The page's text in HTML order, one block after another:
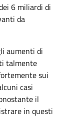
6 miliardi di
da
aumenti di
talmente
sui
casi
il
in questi